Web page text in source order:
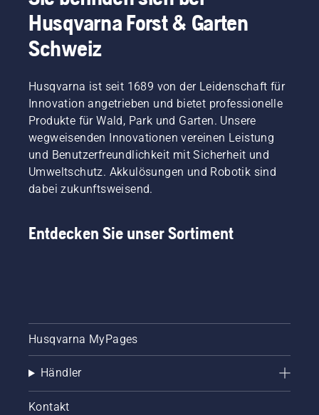
Husqvarna Forst & Garten
Schweiz
Husqvarna ist seit 1689 von der Leidenschaft für
Innovation angetrieben und bietet professionelle
Produkte für Wald, Park und Garten. Unsere
wegweisenden Innovationen vereinen Leistung
und Benutzerfreundlichkeit mit Sicherheit und
Umweltschutz. Akkulösungen und Robotik sind
dabei zukunftsweisend.
Entdecken Sie unser Sortiment
Husqvarna MyPages
Händler
Kontakt